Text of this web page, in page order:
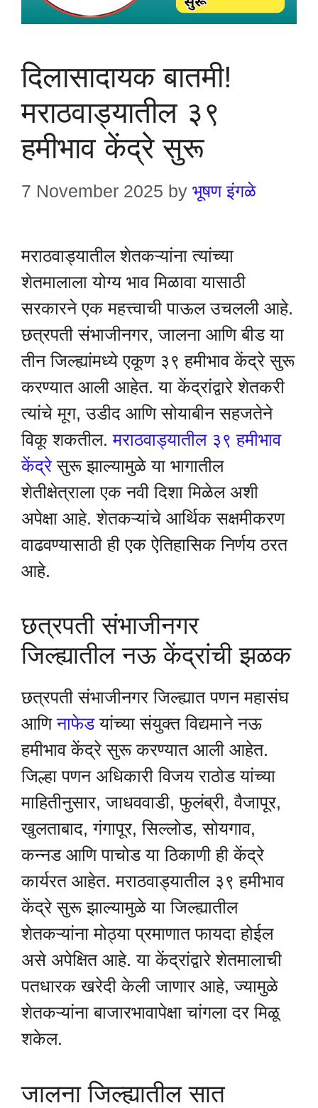
दिलासादायक बातमी!
मराठवाड्यातील ३९
हमीभाव केंद्रे सुरू
7 November 2025 by भूषण इंगळे
मराठवाड्यातील शेतकऱ्यांना त्यांच्या
शेतमालाला योग्य भाव मिळावा यासाठी
सरकारने एक महत्त्वाची पाऊल उचलली आहे.
छत्रपती संभाजीनगर, जालना आणि बीड या
तीन जिल्ह्यांमध्ये एकूण ३९ हमीभाव केंद्रे सुरू
करण्यात आली आहेत. या केंद्रांद्वारे शेतकरी
त्यांचे मूग, उडीद आणि सोयाबीन सहजतेने
विकू शकतील.मराठवाड्यातील ३९ हमीभाव
केंद्रेसुरू झाल्यामुळे या भागातील
शेतीक्षेत्राला एक नवी दिशा मिळेल अशी
अपेक्षा आहे. शेतकऱ्यांचे आर्थिक सक्षमीकरण
वाढवण्यासाठी ही एक ऐतिहासिक निर्णय ठरत
आहे.
छत्रपती संभाजीनगर
जिल्ह्यातील नऊ केंद्रांची झळक
छत्रपती संभाजीनगर जिल्ह्यात पणन महासंघ
आणिनाफेडयांच्या संयुक्त विद्यमाने नऊ
हमीभाव केंद्रे सुरू करण्यात आली आहेत.
जिल्हा पणन अधिकारी विजय राठोड यांच्या
माहितीनुसार, जाधववाडी, फुलंब्री, वैजापूर,
खुलताबाद, गंगापूर, सिल्लोड, सोयगाव,
कन्नड आणि पाचोड या ठिकाणी ही केंद्रे
कार्यरत आहेत. मराठवाड्यातील ३९ हमीभाव
केंद्रे सुरू झाल्यामुळे या जिल्ह्यातील
शेतकऱ्यांना मोठ्या प्रमाणात फायदा होईल
असे अपेक्षित आहे. या केंद्रांद्वारे शेतमालाची
पतधारक खरेदी केली जाणार आहे, ज्यामुळे
शेतकऱ्यांना बाजारभावापेक्षा चांगला दर मिळू
शकेल.
जालना जिल्ह्यातील सात